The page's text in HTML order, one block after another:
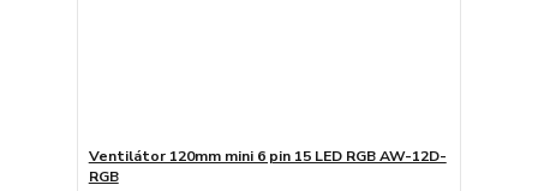
Ventilátor 120mm mini 6 pin 15 LED RGB AW-12D-
RGB